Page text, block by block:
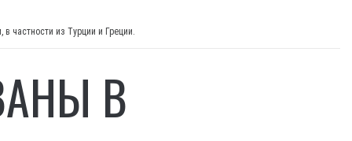
частности из Турции и Греции.
В